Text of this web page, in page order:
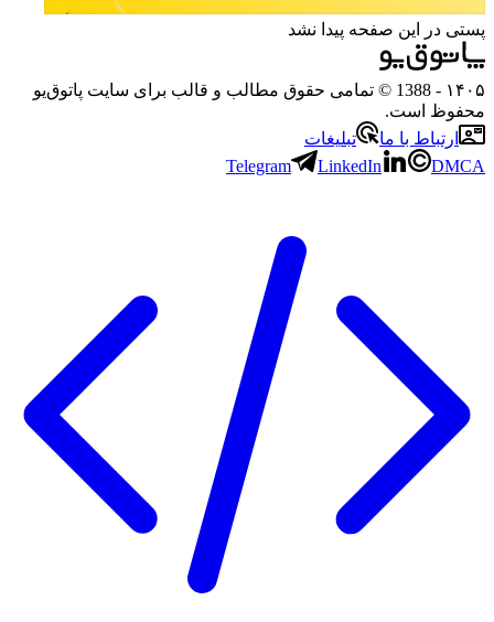
پستی در این صفحه پیدا نشد
۱۴۰۵
- 1388 © تمامی حقوق مطالب و قالب برای سایت پاتوق‌یو
محفوظ است.
ارتباط با ما
تبلیغات
Telegram
LinkedIn DMCA